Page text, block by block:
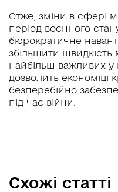
Отже, зміни в сфері
період воєнного
бюрократичне
збільшити
найбільш важливих у
дозволить економіці
безперебійно
під час війни.
Схожі статті